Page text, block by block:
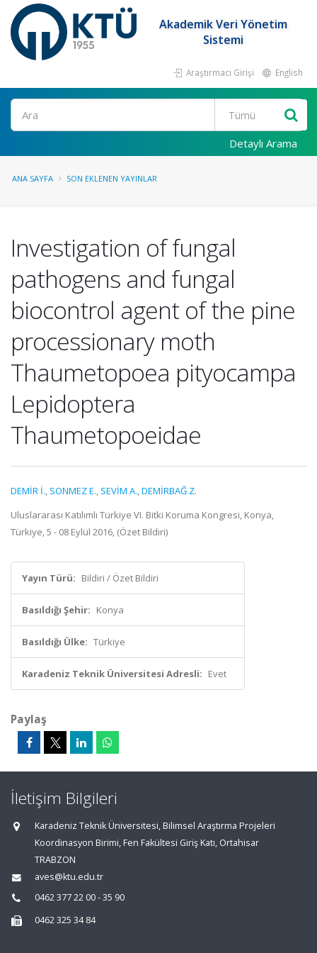
Akademik Veri Yönetim
Sistemi
Araştırmacı Girişi English
Ara
Detaylı Arama
ANA SAYFA SON EKLENEN YAYINLAR
Investigation of fungal
pathogens and fungal
biocontrol agent of the pine
processionary moth
Thaumetopoea pityocampa
Lepidoptera
Thaumetopoeidae
DEMİR İ., SONMEZ E., SEVİM A.,DEMİRBAĞ Z.
Uluslararası Katılımlı Türkiye VI. Bitki Koruma Kongresi, Konya,
Türkiye, 5 - 08 Eylül 2016, (Özet Bildiri)
Yayın Türü: Bildiri / Özet Bildiri
Basıldığı Şehir: Konya
Basıldığı Ülke: Türkiye
Karadeniz Teknik Üniversitesi Adresli: Evet
Paylaş
İletişim Bilgileri
Karadeniz Teknik Üniversitesi, Bilimsel Araştırma Projeleri
Koordinasyon Birimi, Fen Fakültesi Giriş Katı, Ortahisar
TRABZON
aves@ktu.edu.tr
0462 377 22 00 - 35 90
0462 325 34 84